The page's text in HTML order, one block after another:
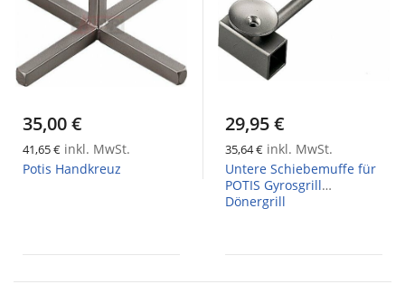
35,00 €
41,65 € inkl. MwSt.
Potis Handkreuz
29,95 €
35,64 € inkl. MwSt.
Untere Schiebemuffe für
POTIS Gyrosgrill
Dönergrill